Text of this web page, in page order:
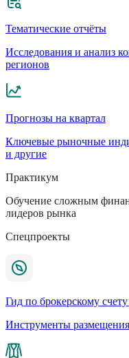
Тематические отчёты
Исследования и анализ
регионов
Прогнозы на квартал
Ключевые рыночные
и другие
Практикум
Обучение сложным
лидеров рынка
Спецпроекты
Гид по брокерскому счету
Инструменты